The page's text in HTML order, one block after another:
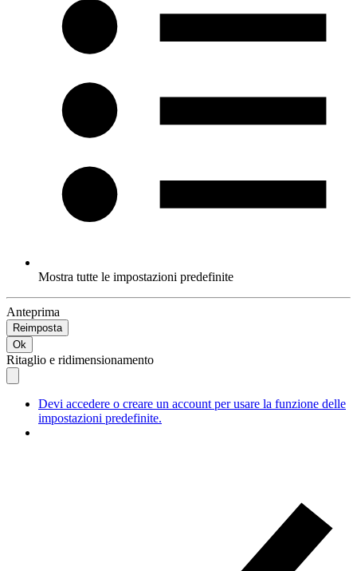
Mostra tutte le impostazioni predefinite
Anteprima
Reimposta
Ok
Ritaglio e ridimensionamento
Devi accedere o creare un account per usare la funzione delle
impostazioni predefinite.